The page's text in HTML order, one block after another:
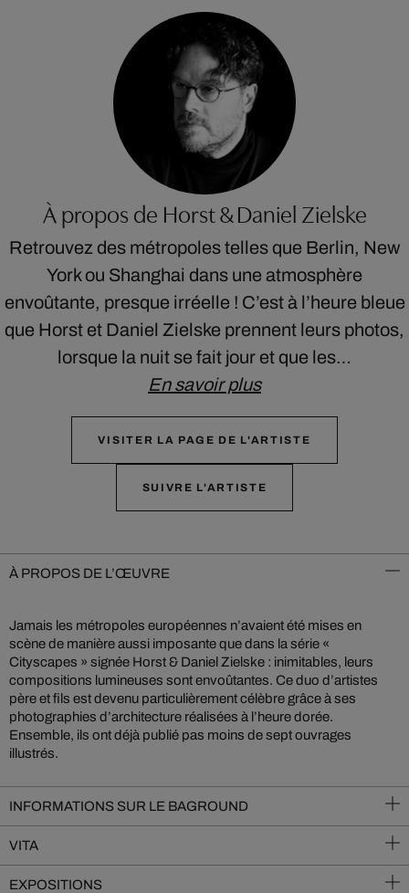
À propos de Horst & Daniel Zielske
Retrouvez des métropoles telles que Berlin, New
York ou Shanghai dans une atmosphère
envoûtante, presque irréelle ! C’est à l’heure bleue
que Horst et Daniel Zielske prennent leurs photos,
lorsque la nuit se fait jour et que les…
En savoir plus
VISITER LA PAGE DE L'ARTISTE
SUIVRE L'ARTISTE
À PROPOS DE L’ŒUVRE
Jamais les métropoles européennes n’avaient été mises en
scène de manière aussi imposante que dans la série «
Cityscapes » signée Horst & Daniel Zielske : inimitables, leurs
compositions lumineuses sont envoûtantes. Ce duo d’artistes
père et fils est devenu particulièrement célèbre grâce à ses
photographies d’architecture réalisées à l’heure dorée.
Ensemble, ils ont déjà publié pas moins de sept ouvrages
illustrés.
INFORMATIONS SUR LE BAGROUND
VITA
EXPOSITIONS